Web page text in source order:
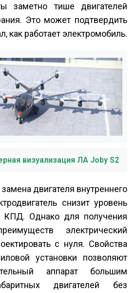
заметно тише двигателей
Это может подтвердить
как работает электромобиль.
визуализация ЛА Joby S2
двигателя внутреннего
снизит уровень
Однако для получения
электрический
с нуля. Свойства
установки позволяют
аппарат большим
двигателей без